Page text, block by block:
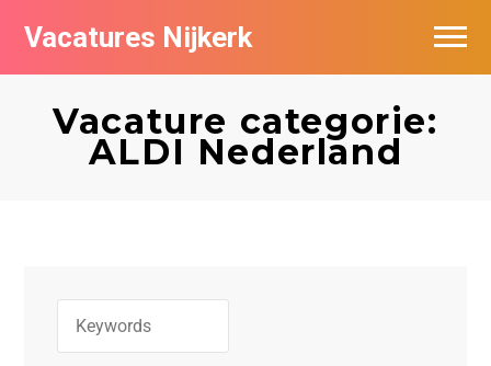
Vacatures Nijkerk
Vacature categorie:
ALDI Nederland